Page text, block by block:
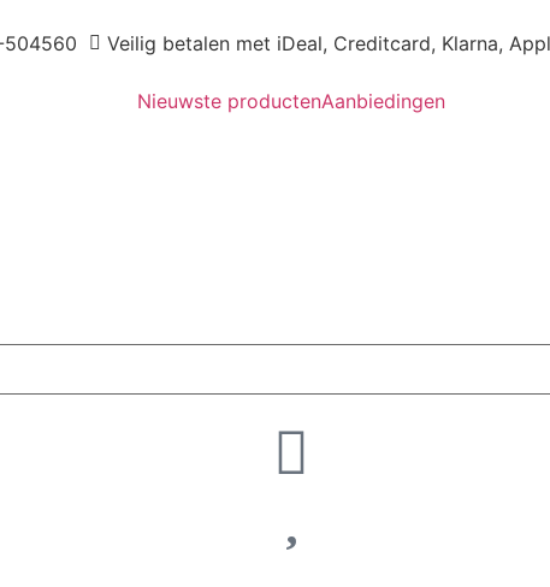
Veilig betalen met iDeal, Creditcard, Klarna,
Nieuwste productenAanbiedingen